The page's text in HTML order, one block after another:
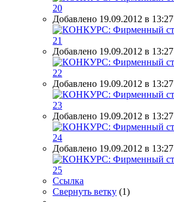
Добавлено 19.09.2012 в 13:27
Добавлено 19.09.2012 в 13:27
Добавлено 19.09.2012 в 13:27
Добавлено 19.09.2012 в 13:27
Добавлено 19.09.2012 в 13:27
Ссылка
Свернуть ветку (1)